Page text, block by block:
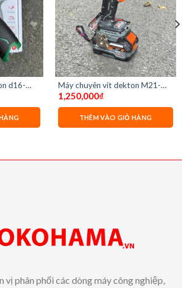
d16-
Máy chuyên vít dekton M21-
CV250Pro ( Chưa pin và sạc)
1,250,000₫
THÊM VÀO GIỎ HÀNG
vị phân phối các dòng máy công nghiệp,